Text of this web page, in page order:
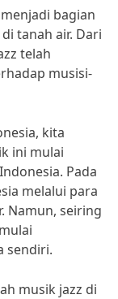
bagian
tanah air. Dari
telah
musisi-
kita
ini mulai
Pada
melalui para
Namun, seiring
sendiri.
musik jazz di